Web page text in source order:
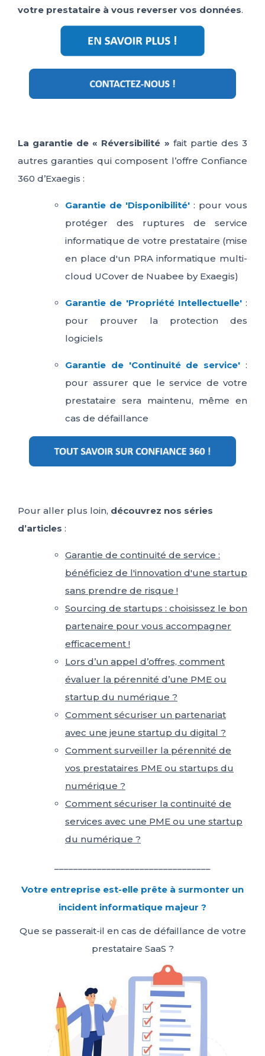
votre prestataire à vous reverser vos données.
La garantie de « Réversibilité » fait partie des 3
autres garanties qui composent l’offre Confiance
360 d’Exaegis :
Garantie de 'Disponibilité' : pour vous
protéger des ruptures de service
informatique de votre prestataire (mise
en place d'un PRA informatique multi-
cloud UCover de Nuabee by Exaegis)
Garantie de 'Propriété Intellectuelle' :
pour prouver la protection des
logiciels
Garantie de 'Continuité de service' :
pour assurer que le service de votre
prestataire sera maintenu, même en
cas de défaillance
Pour aller plus loin, découvrez nos séries
d’articles :
Garantie de continuité de service :
bénéficiez de l'innovation d'une startup
sans prendre de risque !
Sourcing de startups : choisissez le bon
partenaire pour vous accompagner
efficacement !
Lors d’un appel d’offres, comment
évaluer la pérennité d’une PME ou
startup du numérique ?
Comment sécuriser un partenariat
avec une jeune startup du digital ?
Comment surveiller la pérennité de
vos prestataires PME ou startups du
numérique ?
Comment sécuriser la continuité de
services avec une PME ou une startup
du numérique ?
Votre entreprise est-elle prête à surmonter un
incident informatique majeur ?
Que se passerait-il en cas de défaillance de votre
prestataire SaaS ?